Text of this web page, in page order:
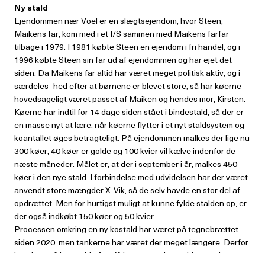
Ny stald
Ejendommen nær Voel er en slægtsejendom, hvor Steen,
Maikens far, kom med i et I/S sammen med Maikens farfar
tilbage i 1979. I 1981 købte Steen en ejendom i fri handel, og i
1996 købte Steen sin far ud af ejendommen og har ejet det
siden. Da Maikens far altid har været meget politisk aktiv, og i
særdeles- hed efter at børnene er blevet store, så har køerne
hovedsageligt været passet af Maiken og hendes mor, Kirsten.
Køerne har indtil for 14 dage siden stået i bindestald, så der er
en masse nyt at lære, når køerne flytter i et nyt staldsystem og
koantallet øges betragteligt. På ejendommen malkes der lige nu
300 køer, 40 køer er golde og 100 kvier vil kælve indenfor de
næste måneder. Målet er, at der i september i år, malkes 450
køer i den nye stald. I forbindelse med udvidelsen har der været
anvendt store mængder X-Vik, så de selv havde en stor del af
opdrættet. Men for hurtigst muligt at kunne fylde stalden op, er
der også indkøbt 150 køer og 50 kvier.
Processen omkring en ny kostald har været på tegnebrættet
siden 2020, men tankerne har været der meget længere. Derfor